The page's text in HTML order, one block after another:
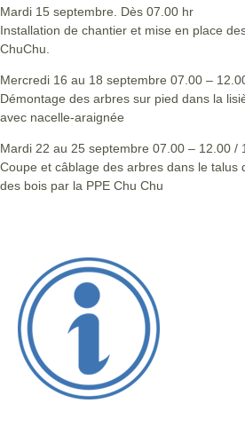
Mardi 15 septembre. Dès 07.00 hr
Installation de chantier et mise en place
ChuChu.
Mercredi 16 au 18 septembre 07.00 –
Démontage des arbres sur pied dans la
avec nacelle-araignée
Mardi 22 au 25 septembre 07.00 – 12.00 /
Coupe et câblage des arbres dans le talus
des bois par la PPE Chu Chu